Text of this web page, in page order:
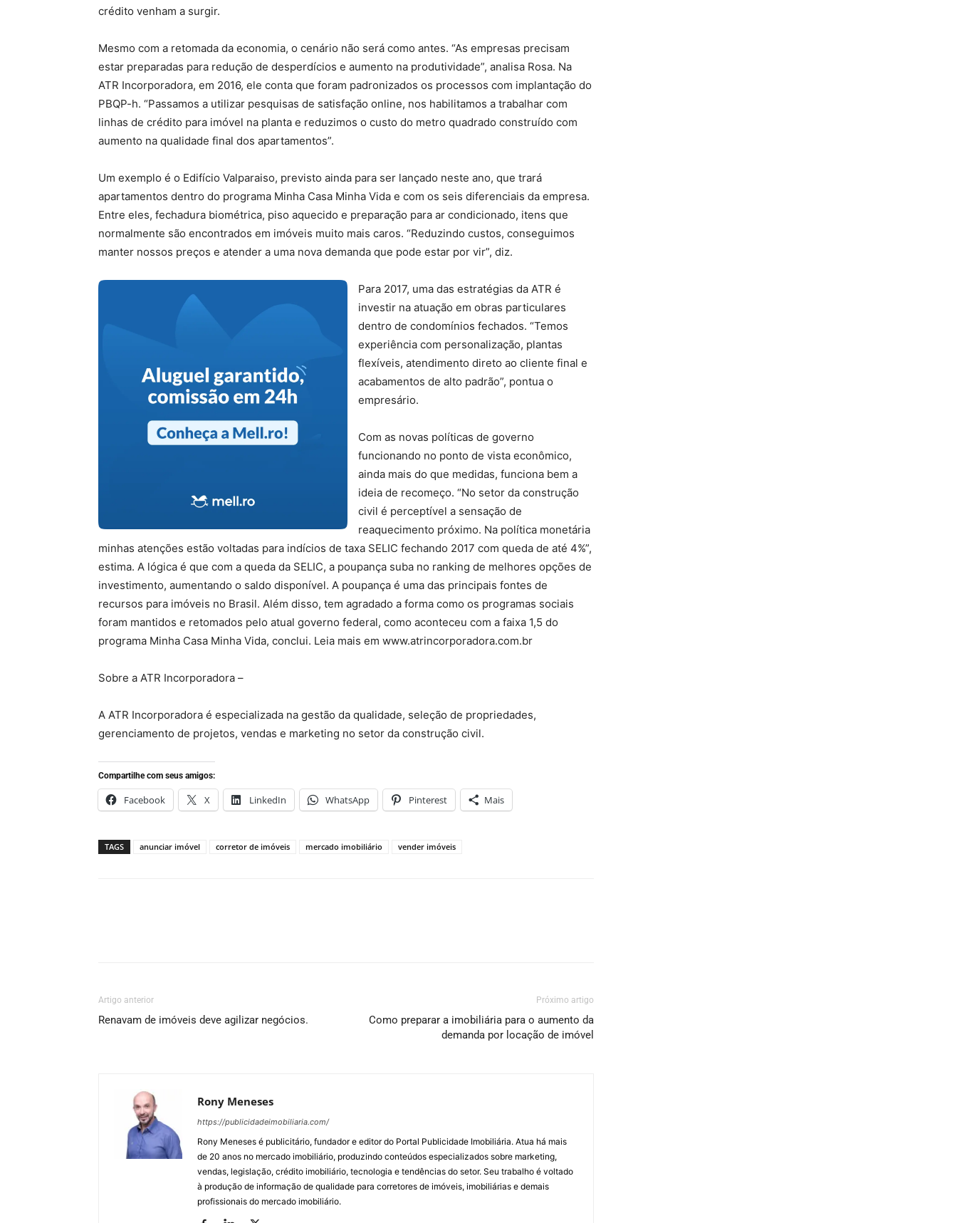
crédito venham a surgir.
Mesmo com a retomada da economia, o cenário não será como antes. “As empresas precisam
estar preparadas para redução de desperdícios e aumento na produtividade”, analisa Rosa. Na
ATR Incorporadora, em 2016, ele conta que foram padronizados os processos com implantação do
PBQP-h. “Passamos a utilizar pesquisas de satisfação online, nos habilitamos a trabalhar com
linhas de crédito para imóvel na planta e reduzimos o custo do metro quadrado construído com
aumento na qualidade final dos apartamentos”.
Um exemplo é o Edifício Valparaiso, previsto ainda para ser lançado neste ano, que trará
apartamentos dentro do programa Minha Casa Minha Vida e com os seis diferenciais da empresa.
Entre eles, fechadura biométrica, piso aquecido e preparação para ar condicionado, itens que
normalmente são encontrados em imóveis muito mais caros. “Reduzindo custos, conseguimos
manter nossos preços e atender a uma nova demanda que pode estar por vir”, diz.
Para 2017, uma das estratégias da ATR é
investir na atuação em obras particulares
dentro de condomínios fechados. “Temos
experiência com personalização, plantas
flexíveis, atendimento direto ao cliente final e
acabamentos de alto padrão”, pontua o
empresário.
Com as novas políticas de governo
funcionando no ponto de vista econômico,
ainda mais do que medidas, funciona bem a
ideia de recomeço. “No setor da construção
civil é perceptível a sensação de
reaquecimento próximo. Na política monetária
minhas atenções estão voltadas para indícios de taxa SELIC fechando 2017 com queda de até 4%”,
estima. A lógica é que com a queda da SELIC, a poupança suba no ranking de melhores opções de
investimento, aumentando o saldo disponível. A poupança é uma das principais fontes de
recursos para imóveis no Brasil. Além disso, tem agradado a forma como os programas sociais
foram mantidos e retomados pelo atual governo federal, como aconteceu com a faixa 1,5 do
programa Minha Casa Minha Vida, conclui. Leia mais em www.atrincorporadora.com.br
Sobre a ATR Incorporadora –
A ATR Incorporadora é especializada na gestão da qualidade, seleção de propriedades,
gerenciamento de projetos, vendas e marketing no setor da construção civil.
Compartilhe com seus amigos:
Facebook X LinkedIn WhatsApp Pinterest Mais
TAGS anunciar imóvel corretor de imóveis mercado imobiliário vender imóveis
Artigo anterior
Renavam de imóveis deve agilizar negócios.
Próximo artigo
Como preparar a imobiliária para o aumento da
demanda por locação de imóvel
Rony Meneses
https://publicidadeimobiliaria.com/
Rony Meneses é publicitário, fundador e editor do Portal Publicidade Imobiliária. Atua há mais
de 20 anos no mercado imobiliário, produzindo conteúdos especializados sobre marketing,
vendas, legislação, crédito imobiliário, tecnologia e tendências do setor. Seu trabalho é voltado
à produção de informação de qualidade para corretores de imóveis, imobiliárias e demais
profissionais do mercado imobiliário.